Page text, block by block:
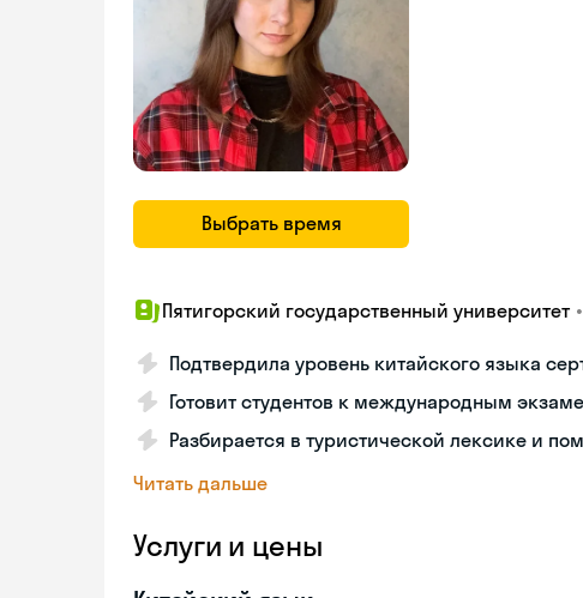
Выбрать время
Пятигорский государственный университет •
Подтвердила уровень китайского языка
Готовит студентов к международным
Разбирается в туристической лексике и
Читать дальше
Услуги и цены